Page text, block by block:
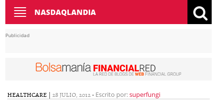
Toggle
navigation
NASDAQLANDIA
Publicidad
HEALTHCARE | 28 JULIO, 2012- Escrito por:superfungi